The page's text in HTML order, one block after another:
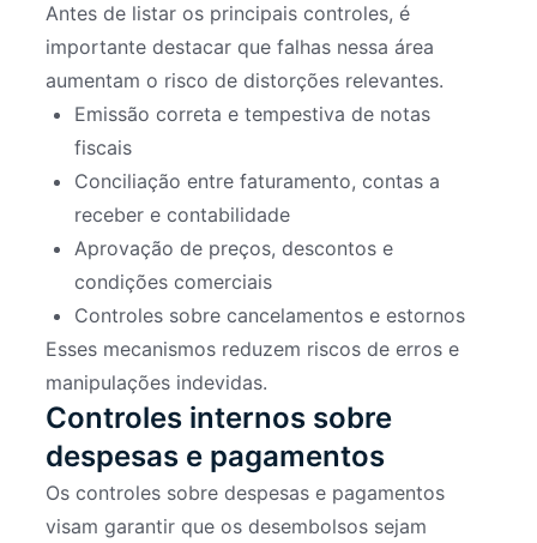
Antes de listar os principais controles, é
importante destacar que falhas nessa área
aumentam o risco de distorções relevantes.
Emissão correta e tempestiva de notas
fiscais
Conciliação entre faturamento, contas a
receber e contabilidade
Aprovação de preços, descontos e
condições comerciais
Controles sobre cancelamentos e estornos
Esses mecanismos reduzem riscos de erros e
manipulações indevidas.
Controles internos sobre
despesas e pagamentos
Os controles sobre despesas e pagamentos
visam garantir que os desembolsos sejam